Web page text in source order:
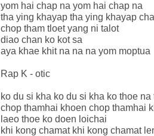
yom hai chap na yom hai chap na
tha ying khayap tha ying khayap
chop tham tloet yang ni talot
diao chan ko kot sa
aya khae khit na na na yom moptua
Rap K - otic
ko du si kha ko du si kha ko thoe na
chop thamhai khoen chop thamhai
laeo thoe ko doen loichai
khi kong chamat khi kong chamat